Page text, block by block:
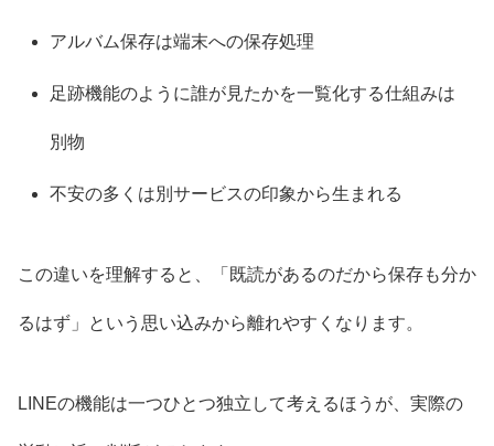
アルバム保存は端末への保存処理
足跡機能のように誰が見たかを一覧化する仕組みは
別物
不安の多くは別サービスの印象から生まれる
この違いを理解すると、「既読があるのだから保存も分か
るはず」という思い込みから離れやすくなります。
LINEの機能は一つひとつ独立して考えるほうが、実際の